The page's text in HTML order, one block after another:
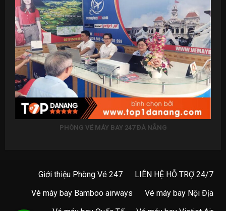
PHÒNG VÉ MÁY BAY 247 ĐÀ NẴNG
Giới thiệu Phòng Vé 247
LIÊN HỆ HỖ TRỢ 24/7
Vé máy bay Bamboo airways
Vé máy bay Nội Địa